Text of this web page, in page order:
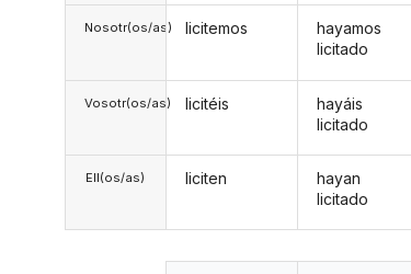
Nosotr(os/as)
Vosotr(os/as)
Ell(os/as)
licitemos
licitéis
liciten
hayamos
licitado
hayáis
licitado
hayan
licitado